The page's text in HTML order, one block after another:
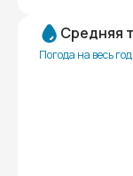
Средняя
Погода на весь год